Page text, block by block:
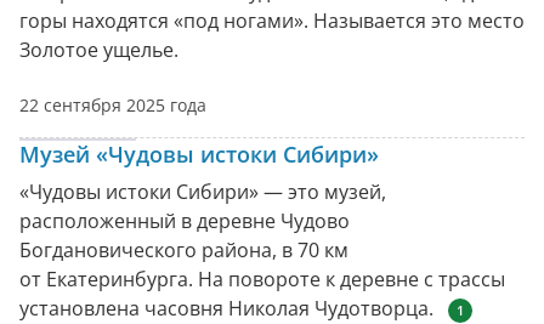
горы находятся «под ногами». Называется это место
Золотое ущелье.
22 сентября 2025 года
Музей «Чудовы истоки Сибири»
«Чудовы истоки Сибири» — это музей,
расположенный в деревне Чудово
Богдановического района, в 70 км
от Екатеринбурга. На повороте к деревне с трассы
установлена часовня Николая Чудотворца.
1